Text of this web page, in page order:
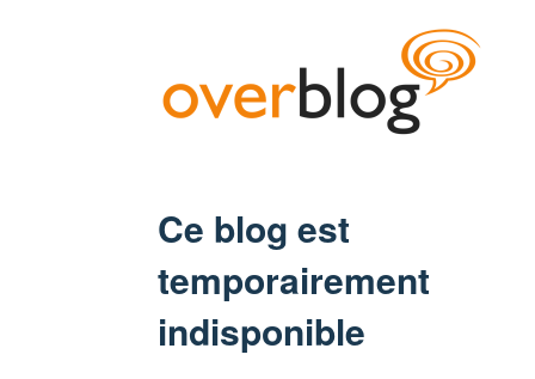
Ce blog est
temporairement
indisponible